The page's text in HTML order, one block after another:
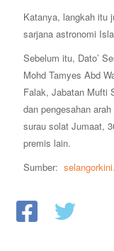
Katanya, langkah itu
sarjana astronomi
Sebelum itu, Dato’
Mohd Tamyes Abd
Falak, Jabatan Mufti
dan pengesahan
surau solat Jumaat,
premis lain.
Sumber: